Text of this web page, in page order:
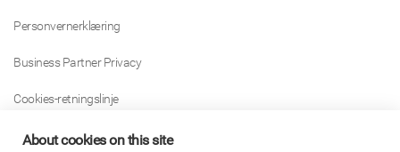
Personvernerklæring
Business Partner Privacy
Cookies-retningslinje
Modern Slavery Act Policy
About cookies on this site